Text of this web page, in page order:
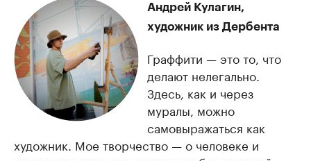
Андрей Кулагин,
художник из Дербента
Граффити — это то, что
делают нелегально.
Здесь, как и через
муралы, можно
самовыражаться как
художник. Мое творчество — о человеке и